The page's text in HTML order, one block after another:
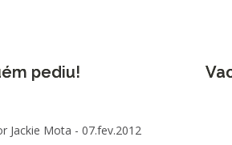
pediu!
Jackie Mota - 07.fev.2012